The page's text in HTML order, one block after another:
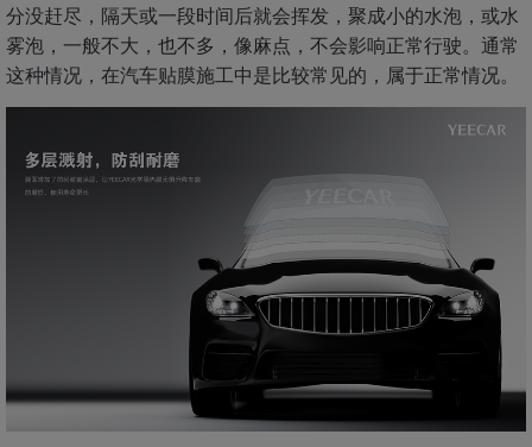
分没赶尽，隔天或一段时间后就会挥发，聚成小的水泡，或水
雾泡，一般不大，也不多，像麻点，不会影响正常行驶。通常
这种情况，在汽车贴膜施工中是比较常见的，属于正常情况。